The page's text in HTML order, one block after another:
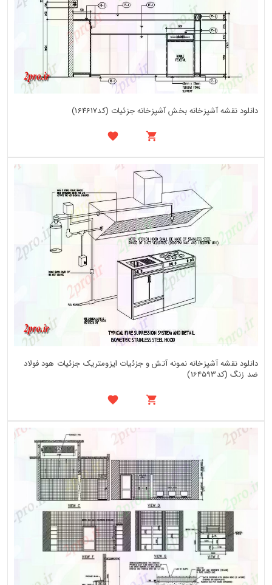
دانلود نقشه آشپزخانه بخش آشپزخانه جزئیات (کد164617)
دانلود نقشه آشپزخانه نمونه آتش و جزئیات ایزومتریک جزئیات هود فولاد
ضد زنگ (کد164593)